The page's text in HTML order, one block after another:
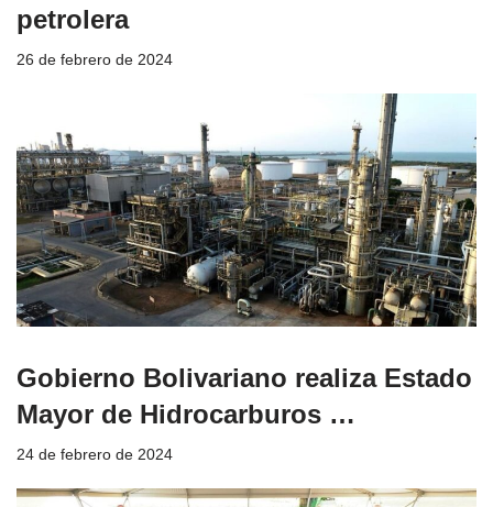
petrolera
26 de febrero de 2024
Gobierno Bolivariano realiza Estado
Mayor de Hidrocarburos …
24 de febrero de 2024